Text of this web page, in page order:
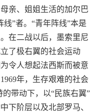
亲、姐姐生活的加尔巴
”者。“青年阵线”本是
在二战以后，墨索里尼
了极右翼的社会运动
令人想起法西斯而被意
年，生存艰难的社会
带动下，以“民族右翼”
下阶层以及北部罗马、